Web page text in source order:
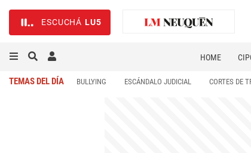
ESCUCHÁ LU5
HOME
TEMAS DEL DÍA BULLYING ESCÁNDALO JUDICIAL CORTES DE